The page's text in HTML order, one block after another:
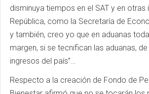
disminuya tiempos en el SAT y en otras
República, como la Secretaría de
y también, creo yo que en aduanas
margen, si se tecnifican las aduanas,
ingresos del país”…
Respecto a la creación de Fondo de